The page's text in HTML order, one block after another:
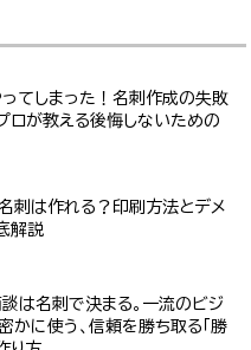
ってしまった！名刺作成の失敗
ロが教える後悔しないための
刺は作れる？印刷方法とデメ
解説
は名刺で決まる。一流のビジ
かに使う、信頼を勝ち取る「勝